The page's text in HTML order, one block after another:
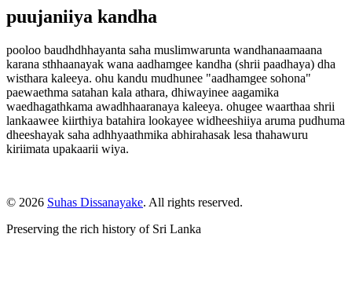
puujaniiya kandha
pooloo baudhdhhayanta saha muslimwarunta wandhanaamaana
karana sthhaanayak wana aadhamgee kandha (shrii paadhaya) dha
wisthara kaleeya. ohu kandu mudhunee "aadhamgee sohona"
paewaethma satahan kala athara, dhiwayinee aagamika
waedhagathkama awadhhaaranaya kaleeya. ohugee waarthaa shrii
lankaawee kiirthiya batahira lookayee widheeshiiya aruma pudhuma
dheeshayak saha adhhyaathmika abhirahasak lesa thahawuru
kiriimata upakaarii wiya.
© 2026 Suhas Dissanayake. All rights reserved.
Preserving the rich history of Sri Lanka